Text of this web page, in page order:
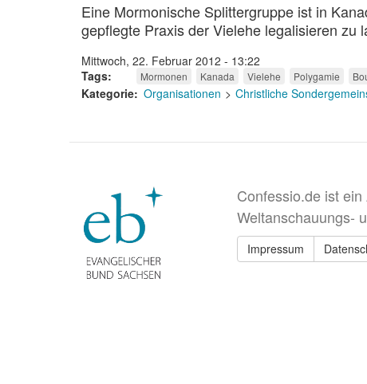
Eine Mormonische Splittergruppe ist in
gepflegte Praxis der Vielehe legalisieren zu
Mittwoch, 22. Februar 2012 - 13:22
Tags
Mormonen Kanada Vielehe Polygamie
Kategorie Organisationen Christliche
Confessio.de ist
Weltanschauungs-
Impressum